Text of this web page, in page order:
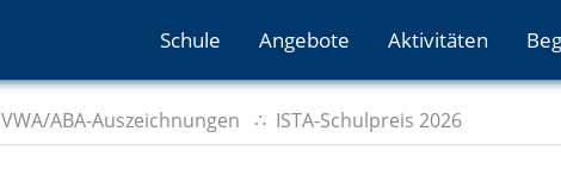
Schule Angebote Aktivitäten
VWA/ABA-Auszeichnungen ISTA-Schulpreis 2026